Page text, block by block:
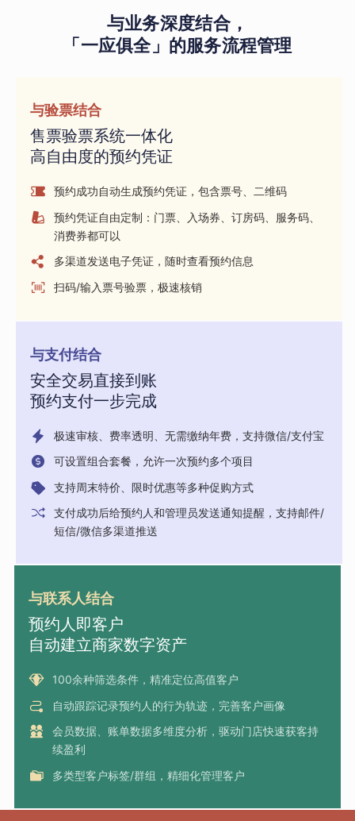
与业务深度结合，
「一应俱全」的服务流程管理
与验票结合
售票验票系统一体化
高自由度的预约凭证
预约成功自动生成预约凭证，包含票号、二维码
预约凭证自由定制：门票、入场券、订房码、服务码、
消费券都可以
多渠道发送电子凭证，随时查看预约信息
扫码/输入票号验票，极速核销
与支付结合
安全交易直接到账
预约支付一步完成
极速审核、费率透明、无需缴纳年费，支持微信/支付宝
可设置组合套餐，允许一次预约多个项目
支持周末特价、限时优惠等多种促购方式
支付成功后给预约人和管理员发送通知提醒，支持邮件/
短信/微信多渠道推送
与联系人结合
预约人即客户
自动建立商家数字资产
100余种筛选条件，精准定位高值客户
自动跟踪记录预约人的行为轨迹，完善客户画像
会员数据、账单数据多维度分析，驱动门店快速获客持
续盈利
多类型客户标签/群组，精细化管理客户